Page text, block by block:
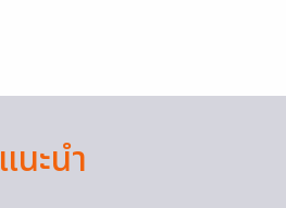
แนะนำ